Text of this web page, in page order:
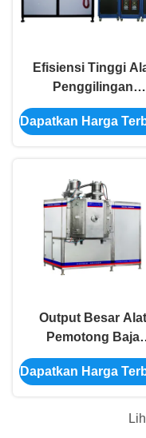
Efisiensi Tinggi
Penggilingan
Pemotong Bor
TiAlN CrN TiC
Dapatkan Harga
Output Besar Alat
Pemotong Baja
Kecepatan Tinggi
TiC CrN TiCN
Dapatkan Harga